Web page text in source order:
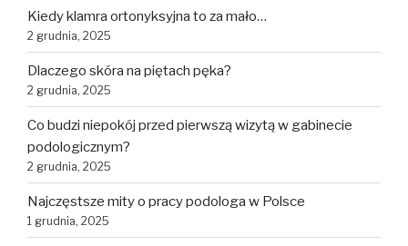
Kiedy klamra ortonyksyjna to za mało…
2 grudnia, 2025
Dlaczego skóra na piętach pęka?
2 grudnia, 2025
Co budzi niepokój przed pierwszą wizytą w gabinecie
podologicznym?
2 grudnia, 2025
Najczęstsze mity o pracy podologa w Polsce
1 grudnia, 2025